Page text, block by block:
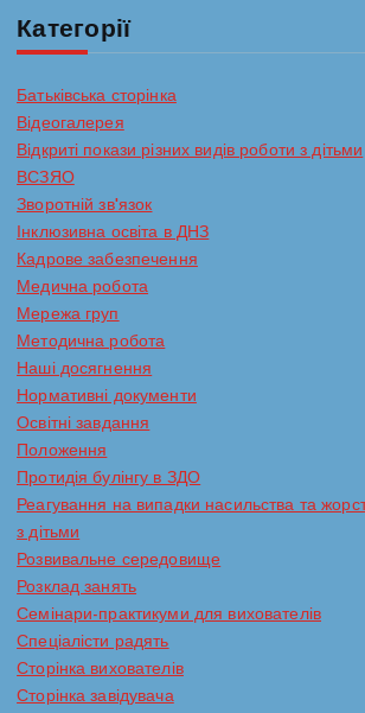
Категорії
Батьківська сторінка
Відеогалерея
Відкриті покази різних видів роботи з дітьми
ВСЗЯО
Зворотній зв'язок
Інклюзивна освіта в ДНЗ
Кадрове забезпечення
Медична робота
Мережа груп
Методична робота
Наші досягнення
Нормативні документи
Освітні завдання
Положення
Протидія булінгу в ЗДО
Реагування на випадки насильства та
з дітьми
Розвивальне середовище
Розклад занять
Семінари-практикуми для вихователів
Спеціалісти радять
Сторінка вихователів
Сторінка завідувача